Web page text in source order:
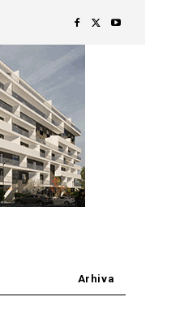
Arhiva